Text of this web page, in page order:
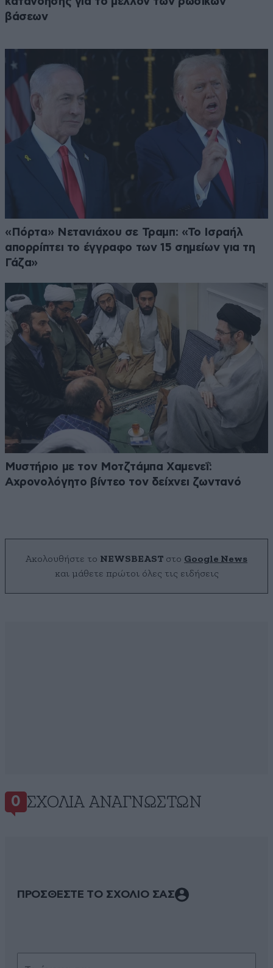
βάσεων
«Πόρτα» Νετανιάχου σε Τραμπ: «Το Ισραήλ
απορρίπτει το έγγραφο των 15 σημείων για τη
Γάζα»
Μυστήριο με τον Μοτζτάμπα Χαμενεΐ:
Αχρονολόγητο βίντεο τον δείχνει ζωντανό
Ακολουθήστε το NEWSBEAST στο Google News
και μάθετε πρώτοι όλες τις ειδήσεις
0 ΣΧΌΛΙΑ ΑΝΑΓΝΩΣΤΏΝ
ΠΡΟΣΘΕΣΤΕ ΤΟ ΣΧΟΛΙΟ ΣΑΣ